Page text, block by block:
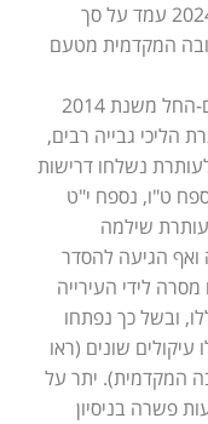
בהתאם, חוב הארנונה נכון ליולי 2024 עמד על סך
המקדמית מטעם
המשיבה טוענת כי במהלך השנים-החל משנת 2014
העותרת הליכי גבייה רבים,
נשלחו דרישות
ט"ו, נספח י"ט
שילמה
ואף הגיעה להסדר
לידי העירייה
ובשל כך נפתחו
עיקולים שונים (ראו
המקדמית). יתר על
פשרה בניסיון